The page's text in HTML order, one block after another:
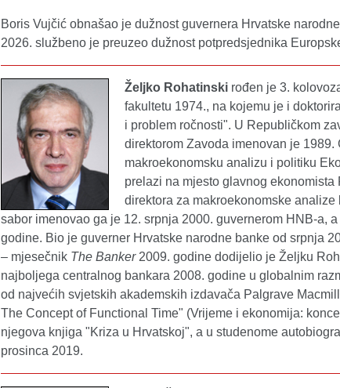
Boris Vujčić obnašao je dužnost guvernera Hrvatske
2026. službeno je preuzeo dužnost potpredsjednika
Željko Rohatinski rođen je 3.
fakultetu 1974., na kojemu je i
i problem ročnosti". U Republičkom
direktorom Zavoda imenovan je
makroekonomsku analizu i politiku
prelazi na mjesto glavnog
direktora za makroekonomske
sabor imenovao ga je 12. srpnja 2000. guvernerom HNB-a,
godine. Bio je guverner Hrvatske narodne banke od srpnja
– mjesečnik The Banker2009. godine dodijelio je Željku
najboljega centralnog bankara 2008. godine u globalnim
od najvećih svjetskih akademskih izdavača Palgrave
The Concept of Functional Time" (Vrijeme i ekonomija:
njegova knjiga "Kriza u Hrvatskoj", a u studenome
prosinca 2019.